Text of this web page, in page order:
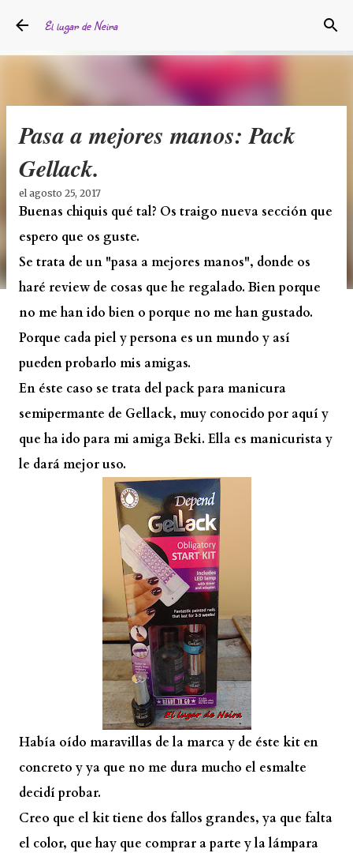
El lugar de Neira
Pasa a mejores manos: Pack
Gellack.
el agosto 25, 2017
Buenas chiquis qué tal? Os traigo nueva sección que
espero que os guste.
Se trata de un "pasa a mejores manos", donde os
haré review de cosas que he regalado. Bien porque
no me han ido bien o porque no me han gustado.
Porque cada piel y persona es un mundo y así
pueden probarlo mis amigas.
En éste caso se trata del pack para manicura
semipermante de Gellack, muy conocido por aquí y
que ha ido para mi amigaBeki. Ella es manicurista y
le dará mejor uso.
Había oído maravillas de la marca y de éste kit en
concreto y ya que no me dura mucho el esmalte
decidí probar.
Creo que el kit tiene dos fallos grandes, ya que falta
el color, que hay que comprar a parte y la lámpara